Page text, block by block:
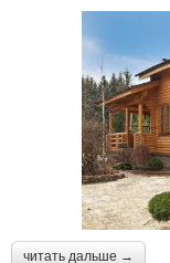
читать дальше →